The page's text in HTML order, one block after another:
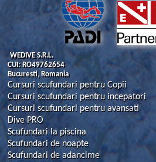
WEDIVE S.R.L.
CUI: RO49762654
Bucuresti, Romania
Cursuri scufundari pentru Copii
Cursuri scufundari pentru incepatori
Cursuri scufundari pentru avansati
Dive PRO
Scufundari la piscina
Scufundari de noapte
Scufundari de adancime